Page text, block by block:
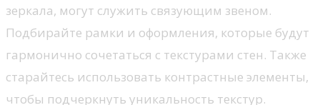
зеркала, могут служить связующим звеном.
Подбирайте рамки и оформления, которые будут
гармонично сочетаться с текстурами стен. Также
старайтесь использовать контрастные элементы,
чтобы подчеркнуть уникальность текстур.